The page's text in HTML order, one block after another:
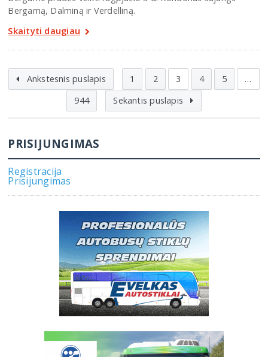
Bergamą, Dalminą ir Verdelliną.
Skaityti daugiau
Ankstesnis puslapis 1 2 3 4 5
…
944
Sekantis puslapis
PRISIJUNGIMAS
Registracija
Prisijungimas